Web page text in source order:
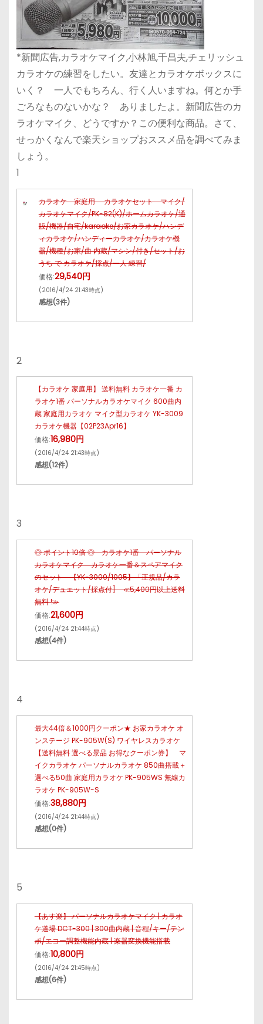
*新聞広告,カラオケマイク,小林旭,千昌夫,チェリッシュ
カラオケの練習をしたい。友達とカラオケボックスに
いく？ 一人でもちろん、行く人いますね。何とか手
ごろなものないかな？ ありましたよ。新聞広告のカ
ラオケマイク、どうですか？この便利な商品。さて、
せっかくなんで楽天ショップおススメ品を調べてみま
しょう。
1
カラオケ 家庭用 カラオケセット マイク/
カラオケマイク/PK-82(K)/ホームカラオケ/通
販/機器/自宅/karaoke/お家カラオケ/ハンデ
ィカラオケ/ハンディーカラオケ/カラオケ機
器/機種/お家/曲 内蔵/マシン/付き/セット/お
うち で カラオケ/採点/一人 練習/
価格:29,540円
(2016/4/24 21:43時点)
感想(3件)
2
【カラオケ 家庭用】 送料無料 カラオケ一番 カ
ラオケ1番 パーソナルカラオケマイク 600曲内
蔵 家庭用カラオケ マイク型カラオケ YK-3009
カラオケ機器【02P23Apr16】
価格:16,980円
(2016/4/24 21:43時点)
感想(12件)
3
◎ ポイント10倍 ◎ カラオケ1番 パーソナル
カラオケマイク カラオケ一番＆スペアマイク
のセット 【YK-3009/1005】「正規品/カラ
オケ/デュエット/採点付] ≪5,400円以上送料
無料 !≫
価格:21,600円
(2016/4/24 21:44時点)
感想(4件)
4
最大44倍＆1000円クーポン★ お家カラオケ オ
ンステージ PK-905W(S) ワイヤレスカラオケ
【送料無料 選べる景品 お得なクーポン券】 マ
イクカラオケ パーソナルカラオケ 850曲搭載＋
選べる50曲 家庭用カラオケ PK-905WS 無線カ
ラオケ PK-905W-S
価格:38,880円
(2016/4/24 21:44時点)
感想(0件)
5
【あす楽】 パーソナルカラオケマイク | カラオ
ケ道場 DCT-300 | 300曲内蔵 | 音程/キー/テン
ポ/エコー調整機能内蔵 | 楽器変換機能搭載
価格:10,800円
(2016/4/24 21:45時点)
感想(6件)